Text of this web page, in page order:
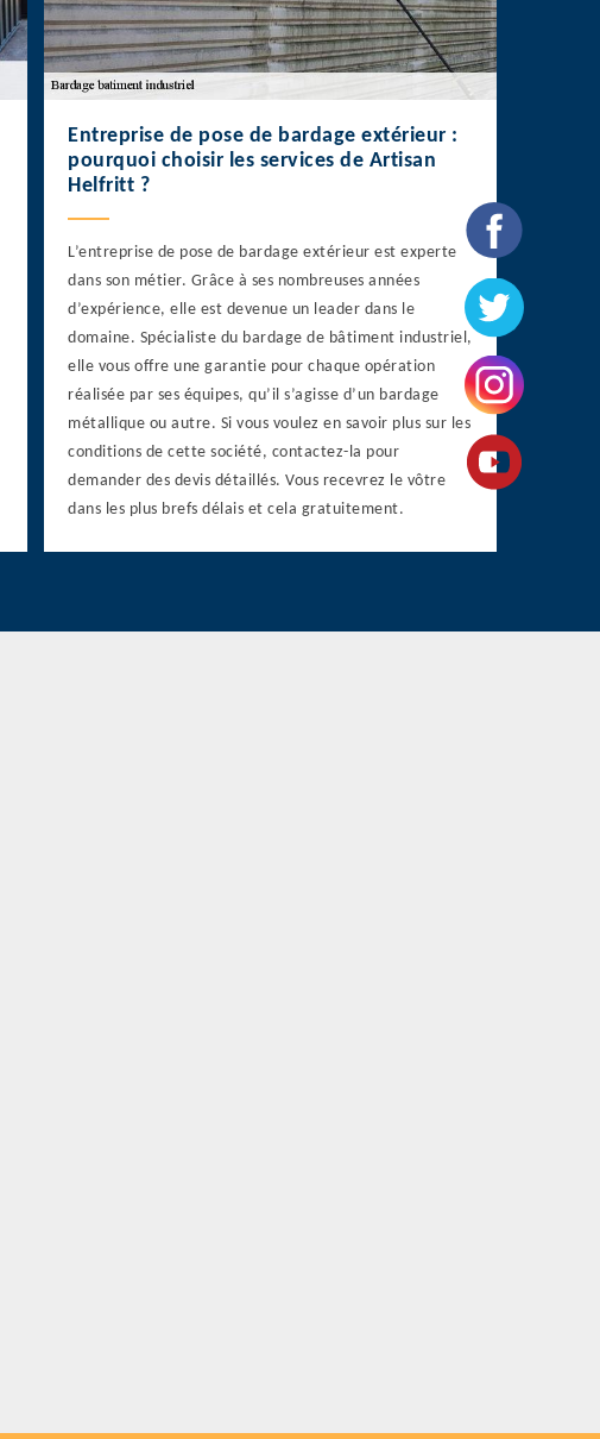
Entreprise de pose de bardage extérieur :
pourquoi choisir les services de Artisan
Helfritt ?
L’entreprise de pose de bardage extérieur est experte
dans son métier. Grâce à ses nombreuses années
d’expérience, elle est devenue un leader dans le
domaine. Spécialiste du bardage de bâtiment industriel,
elle vous offre une garantie pour chaque opération
réalisée par ses équipes, qu’il s’agisse d’un bardage
métallique ou autre. Si vous voulez en savoir plus sur les
conditions de cette société, contactez-la pour
demander des devis détaillés. Vous recevrez le vôtre
dans les plus brefs délais et cela gratuitement.